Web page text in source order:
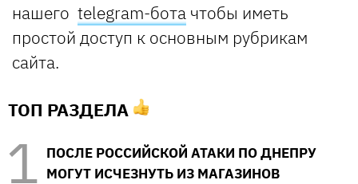
нашего telegram-бота чтобы иметь
простой доступ к основным рубрикам
сайта.
ТОП РАЗДЕЛА
ПОСЛЕ РОССИЙСКОЙ АТАКИ ПО ДНЕПРУ
МОГУТ ИСЧЕЗНУТЬ ИЗ МАГАЗИНОВ